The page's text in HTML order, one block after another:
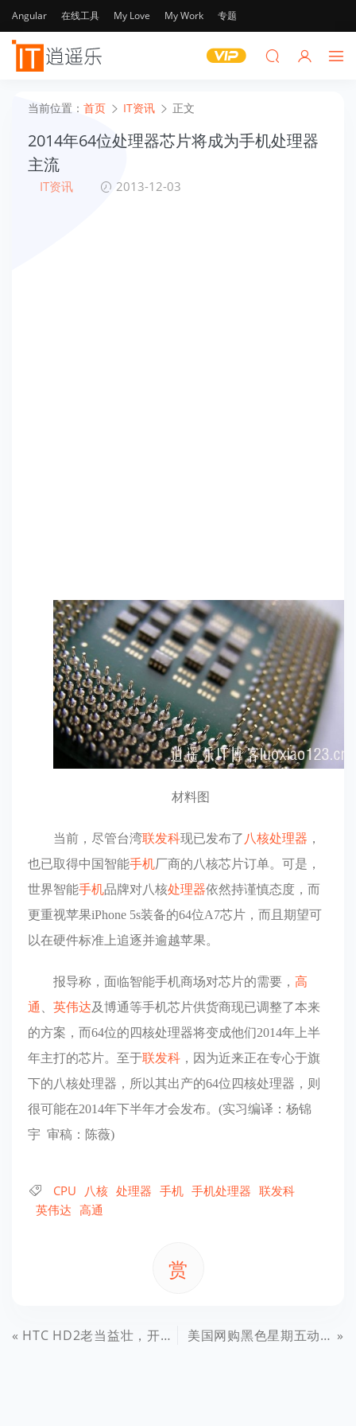
Angular 在线工具 My Love My Work 专题
当前位置： 首页 IT资讯 正文
2014年64位处理器芯片将成为手机处理器
主流
IT资讯 2013-12-03
材料图
当前，尽管台湾联发科现已发布了 八核处理器 ，
也已取得中国智能手机厂商的八核芯片订单。可是，
世界智能手机品牌对八核处理器依然持谨慎态度，而
更重视苹果iPhone 5s装备的64位A7芯片，而且期望可
以在硬件标准上追逐并逾越苹果。
报导称，面临智能手机商场对芯片的需要， 高
通
英伟达及博通等手机芯片供货商现已调整了本来
的方案，而64位的四核处理器将变成他们2014年上半
年主打的芯片。至于联发科 ，因为近来正在专心于旗
下的八核处理器，所以其出产的64位四核处理器，则
很可能在2014年下半年才会发布。(实习编译：杨锦
宇 审稿：陈薇)
CPU 八核 处理器 手机 手机处理器 联发科
英伟达 高通
赏
HTC HD2老当益壮，开刷Android 4.4 美国网购黑色星期五动态：Android平板的销量不足iPad一半